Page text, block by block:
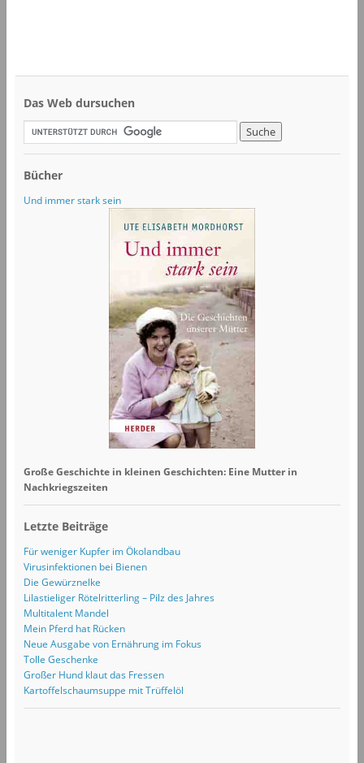
Das Web dursuchen
Bücher
Und immer stark sein
Große Geschichte in kleinen Geschichten: Eine Mutter in
Nachkriegszeiten
Letzte Beiträge
Für weniger Kupfer im Ökolandbau
Virusinfektionen bei Bienen
Die Gewürznelke
Lilastieliger Rötelritterling – Pilz des Jahres
Multitalent Mandel
Mein Pferd hat Rücken
Neue Ausgabe von Ernährung im Fokus
Tolle Geschenke
Großer Hund klaut das Fressen
Kartoffelschaumsuppe mit Trüffelöl